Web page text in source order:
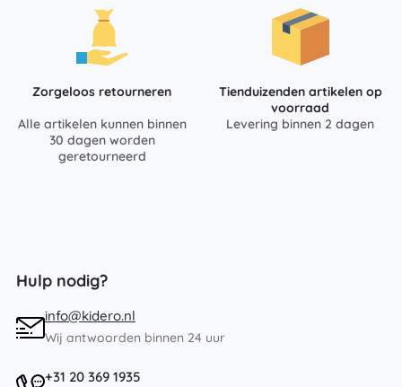
Zorgeloos retourneren
Alle artikelen kunnen binnen
30 dagen worden
geretourneerd
Tienduizenden artikelen op
voorraad
Levering binnen 2 dagen
Hulp nodig?
info@kidero.nl
Wij antwoorden binnen 24 uur
+31 20 369 1935